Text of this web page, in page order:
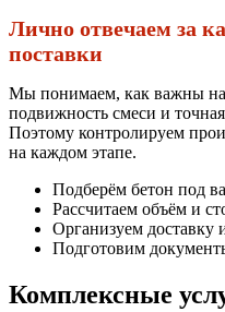
Лично отвечаем за
поставки
Мы понимаем, как важны на
подвижность смеси и
Поэтому контролируем
на каждом этапе.
Подберём бетон под
Рассчитаем объём и
Организуем доставку
Подготовим
Комплексные